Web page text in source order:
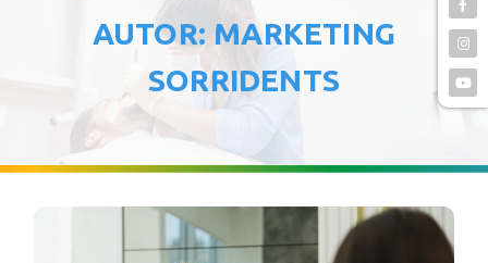
AUTOR: MARKETING
SORRIDENTS